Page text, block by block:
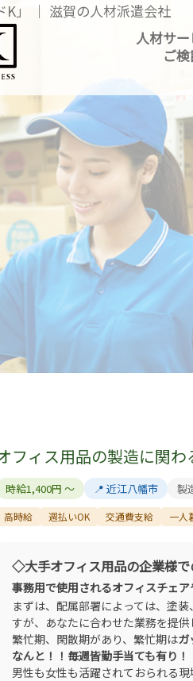
K」 │ 滋賀の人材派遣会社
「株式会社
人材サ
ご
フィス用品の製造に関わ
時給1,400円 ～ 📍 近江八幡市 製
高時給 週払いOK 交通費支給 一人
◇大手オフィス用品の企業様
事務用で使用されるオフィスチェ
まずは、配属部署によっては、塗
すが、あなたに合わせた業務を提供
繁忙期、閑散期があり、繁忙期はガ
なんと！！毎週皆勤手当ても有り！
男性も女性も活躍されておられる現